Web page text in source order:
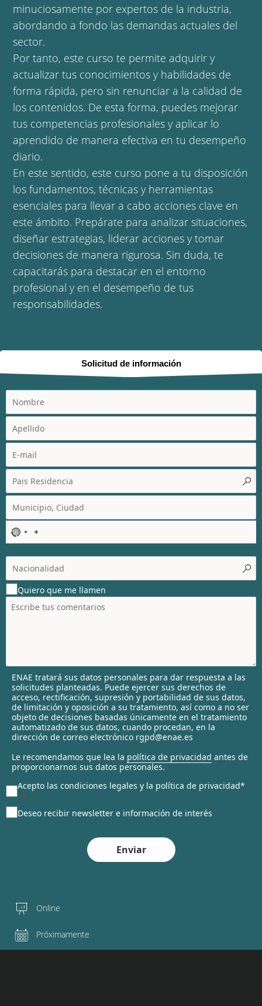
minuciosamente por expertos de la industria,
abordando a fondo las demandas actuales del
sector.
Por tanto, este curso te permite adquirir y
actualizar tus conocimientos y habilidades de
forma rápida, pero sin renunciar a la calidad de
los contenidos. De esta forma, puedes mejorar
tus competencias profesionales y aplicar lo
aprendido de manera efectiva en tu desempeño
diario.
En este sentido, este curso pone a tu disposición
los fundamentos, técnicas y herramientas
esenciales para llevar a cabo acciones clave en
este ámbito. Prepárate para analizar situaciones,
diseñar estrategias, liderar acciones y tomar
decisiones de manera rigurosa. Sin duda, te
capacitarás para destacar en el entorno
profesional y en el desempeño de tus
responsabilidades.
Solicitud de información
N
o
c
o
u
n
t
l
e
c
t
e
d
Quiero que me llamen
ENAE tratará sus datos personales para dar respuesta a las
solicitudes planteadas. Puede ejercer sus derechos de
acceso, rectificación, supresión y portabilidad de sus datos,
de limitación y oposición a su tratamiento, así como a no ser
objeto de decisiones basadas únicamente en el tratamiento
automatizado de sus datos, cuando procedan, en la
dirección de correo electrónico rgpd@enae.es
Le recomendamos que lea la política de privacidad antes de
proporcionarnos sus datos personales.
Acepto las condiciones legales y la política de privacidad*
Deseo recibir newsletter e información de interés
Enviar
Online
Próximamente